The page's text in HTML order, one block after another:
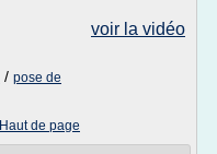
voir la vidéo
/ pose de
Haut de page